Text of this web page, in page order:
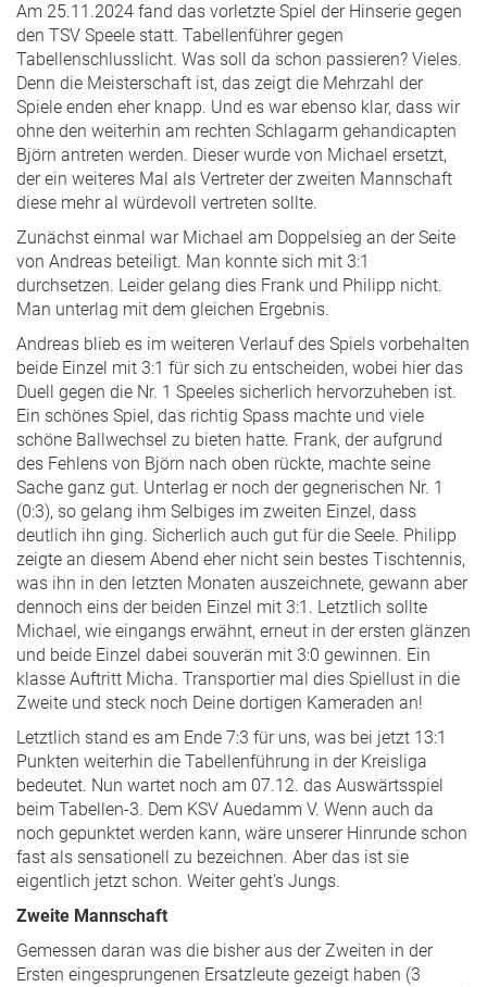
Am 25.11.2024 fand das vorletzte Spiel der Hinserie gegen
den TSV Speele statt. Tabellenführer gegen
Tabellenschlusslicht. Was soll da schon passieren? Vieles.
Denn die Meisterschaft ist, das zeigt die Mehrzahl der
Spiele enden eher knapp. Und es war ebenso klar, dass wir
ohne den weiterhin am rechten Schlagarm gehandicapten
Björn antreten werden. Dieser wurde von Michael ersetzt,
der ein weiteres Mal als Vertreter der zweiten Mannschaft
diese mehr al würdevoll vertreten sollte.
Zunächst einmal war Michael am Doppelsieg an der Seite
von Andreas beteiligt. Man konnte sich mit 3:1
durchsetzen. Leider gelang dies Frank und Philipp nicht.
Man unterlag mit dem gleichen Ergebnis.
Andreas blieb es im weiteren Verlauf des Spiels vorbehalten
beide Einzel mit 3:1 für sich zu entscheiden, wobei hier das
Duell gegen die Nr. 1 Speeles sicherlich hervorzuheben ist.
Ein schönes Spiel, das richtig Spass machte und viele
schöne Ballwechsel zu bieten hatte. Frank, der aufgrund
des Fehlens von Björn nach oben rückte, machte seine
Sache ganz gut. Unterlag er noch der gegnerischen Nr. 1
(0:3), so gelang ihm Selbiges im zweiten Einzel, dass
deutlich ihn ging. Sicherlich auch gut für die Seele. Philipp
zeigte an diesem Abend eher nicht sein bestes Tischtennis,
was ihn in den letzten Monaten auszeichnete, gewann aber
dennoch eins der beiden Einzel mit 3:1. Letztlich sollte
Michael, wie eingangs erwähnt, erneut in der ersten glänzen
und beide Einzel dabei souverän mit 3:0 gewinnen. Ein
klasse Auftritt Micha. Transportier mal dies Spiellust in die
Zweite und steck noch Deine dortigen Kameraden an!
Letztlich stand es am Ende 7:3 für uns, was bei jetzt 13:1
Punkten weiterhin die Tabellenführung in der Kreisliga
bedeutet. Nun wartet noch am 07.12. das Auswärtsspiel
beim Tabellen-3. Dem KSV Auedamm V. Wenn auch da
noch gepunktet werden kann, wäre unserer Hinrunde schon
fast als sensationell zu bezeichnen. Aber das ist sie
eigentlich jetzt schon. Weiter geht’s Jungs.
Zweite Mannschaft
Gemessen daran was die bisher aus der Zweiten in der
Ersten eingesprungenen Ersatzleute gezeigt haben (3